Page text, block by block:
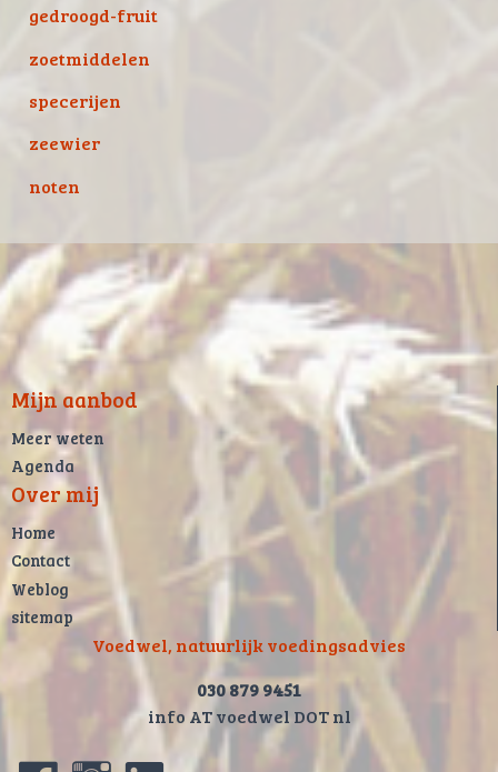
gedroogd-fruit
zoetmiddelen
specerijen
zeewier
noten
Mijn aanbod
Meer weten
Agenda
Over mij
Home
Contact
Weblog
sitemap
Voedwel, natuurlijk voedingsadvies
030 879 9451
info AT voedwel DOT nl